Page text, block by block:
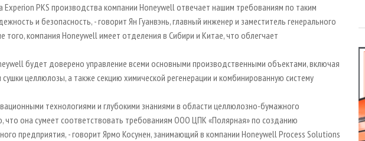
Experion PKS производства компании Honeywell отвечает нашим требованиям по таким
и безопасность, - говорит Ян Гуанвэнь, главный инженер и заместитель генерального
компания Honeywell имеет отделения в Сибири и Китае, что облегчает
будет доверено управление всеми основными производственными объектами, включая
целлюлозы, а также секцию химической регенерации и комбинированную систему
технологиями и глубокими знаниями в области целлюлозно-бумажного
что она сумеет соответствовать требованиям ООО ЦПК «Полярная» по созданию
предприятия, - говорит Ярмо Косунен, занимающий в компании Honeywell Process Solutions